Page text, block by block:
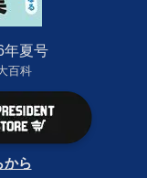
年夏号
百科
から